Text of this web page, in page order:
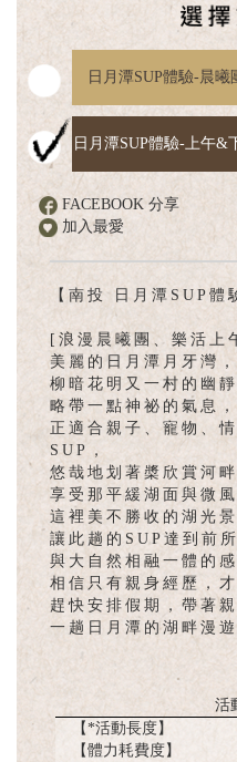
日月潭SUP體驗-晨曦
日月潭SUP體驗-上午&
FACEBOOK 分享
加入最愛
【南投 日月潭SUP體
[浪漫晨曦團、樂活上
美麗的日月潭月牙灣，
柳暗花明又一村的幽
略帶一點神祕的氣息，
正適合親子、寵物、
SUP，
悠哉地划著槳欣賞河畔
享受那平緩湖面與微
這裡美不勝收的湖光景
讓此趟的SUP達到前
與大自然相融一體的
相信只有親身經歷，
趕快安排假期，帶著
一趟日月潭的湖畔漫遊
活
【*活動長度】
【體力耗費度】